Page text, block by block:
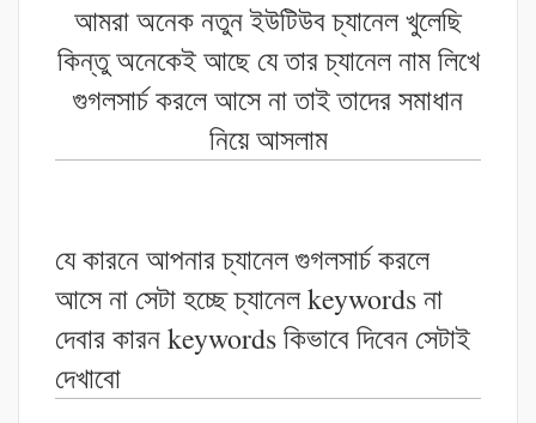
আমরা অনেক নতুন ইউটিউব চ্যানেল খুলেছি
কিন্তু অনেকেই আছে যে তার চ্যানেল নাম লিখে
গুগলসার্চ করলে আসে না তাই তাদের সমাধান
নিয়ে আসলাম
যে কারনে আপনার চ্যানেল গুগলসার্চ করলে
আসে না সেটা হচ্ছে চ্যানেল keywords না
দেবার কারন keywords কিভাবে দিবেন সেটাই
দেখাবো